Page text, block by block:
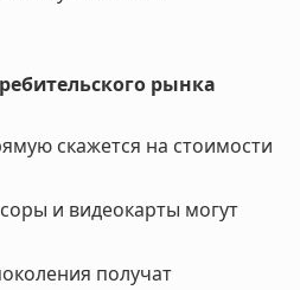
рынка
скажется на стоимости
и видеокарты могут
получат